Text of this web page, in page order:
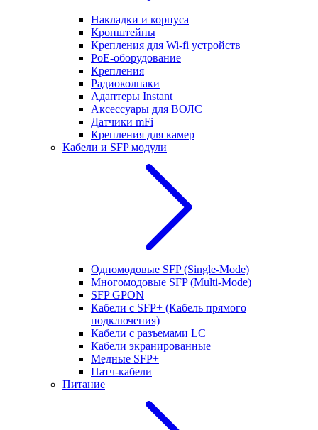
Накладки и корпуса
Кронштейны
Крепления для Wi-fi устройств
РоЕ-оборудование
Крепления
Радиоколпаки
Адаптеры Instant
Аксессуары для ВОЛС
Датчики mFi
Крепления для камер
Кабели и SFP модули
Одномодовые SFP (Single-Mode)
Многомодовые SFP (Multi-Mode)
SFP GPON
Кабели с SFP+ (Кабель прямого
подключения)
Кабели с разъемами LC
Кабели экранированные
Медные SFP+
Патч-кабели
Питание